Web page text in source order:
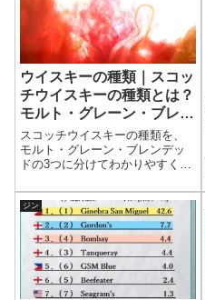
ウイスキーの種類｜スコッ
チウイスキーの種類とは？
モルト・グレーン・ブレン
デッドの違いをわかりやす
く解説
スコッチウイスキーの種類を、
モルト・グレーン・ブレンデッ
ドの3つに分けてわかりやすく解
いと特徴を整理し、スコッチの
分類を基礎から理解できる。
ジン